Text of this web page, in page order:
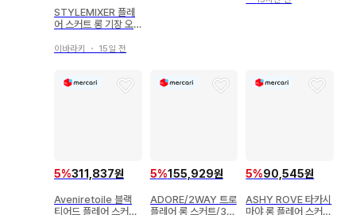
STYLEMIXER 플레
어 스커트 롱 기장 오
이바라키 ・ 15일 전
5%311,837원
Aveniretoile 블랙
티어드 플레어 스커트
5%155,929원
ADORE/2WAY 트로
플레어 롱 스커트/38/
5%90,545원
ASHY ROVE 타카시
마야 롱 플레어 스커트